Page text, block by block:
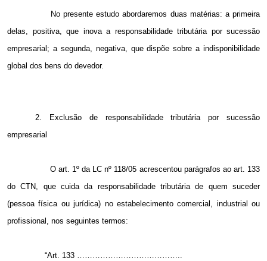
No presente estudo abordaremos duas matérias: a primeira
delas, positiva, que inova a responsabilidade tributária por sucessão
empresarial; a segunda, negativa, que dispõe sobre a indisponibilidade
global dos bens do devedor.
2. Exclusão de responsabilidade tributária por sucessão
empresarial
O art. 1º da LC nº 118/05 acrescentou parágrafos ao art. 133
do CTN, que cuida da responsabilidade tributária de quem suceder
(pessoa física ou jurídica) no estabelecimento comercial, industrial ou
profissional, nos seguintes termos:
“Art. 133 …………………………………..